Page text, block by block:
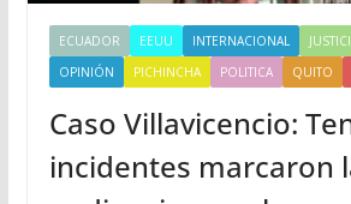
ECUADOR EEUU INTERNACIONAL
OPINIÓN
PICHINCHA POLITICA QUITO
Caso Villavicencio:
incidentes marcaron